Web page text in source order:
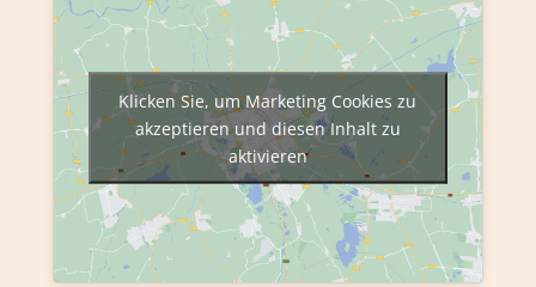
Klicken Sie, um Marketing Cookies zu
akzeptieren und diesen Inhalt zu
aktivieren